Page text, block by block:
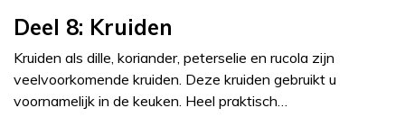
Deel 8: Kruiden
Kruiden als dille, koriander, peterselie en rucola zijn
veelvoorkomende kruiden. Deze kruiden gebruikt u
voornamelijk in de keuken. Heel praktisch…